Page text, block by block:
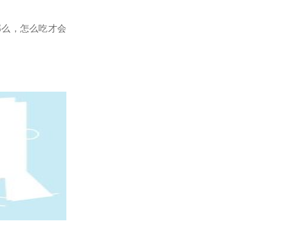
，怎么吃才会